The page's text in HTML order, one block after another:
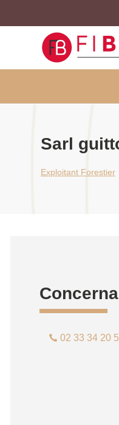
Sarl
Exploitant Forestier
02 33 34 20